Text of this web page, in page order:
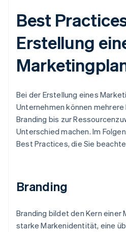
Best
Erstellung
Bei der Erstellung eines
Unternehmen können
Branding bis zur
Unterschied machen. Im
Best Practices, die Sie
Branding
Branding bildet den Kern einer
starke Markenidentität, eine